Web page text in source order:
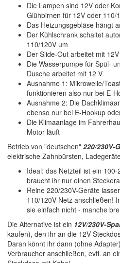
Die Lampen sind 12V oder
Glühbirnen für 12V oder 110/
Das Heizungsgebläse hängt
Der Kühlschrank schaltet
110/120V um
Der Slide-Out arbeitet mit 12V
Die Wasserpumpe für Spül-
Dusche arbeitet mit 12 V
Ausnahme 1: Mikrowelle/
funktionieren also nur bei E-
Ausnahme 2: Die
ebenso nur bei E-Hookup
Die Klimaanlage im
Motor läuft
Betrieb von "deutschen" 220/230V-
elektrische Zahnbürsten,
Ideal: das Netzteil ist ein
braucht ihr nur einen
Reine 220/230V-Geräte
110/120V-Netz anschließen!
sie einfach nicht - manche
Die Alternative ist ein 12V/230V-
kaufen), den ihr an die 12V-
Daran könnt ihr dann (ohne
Verbraucher anschließen, evtl. an